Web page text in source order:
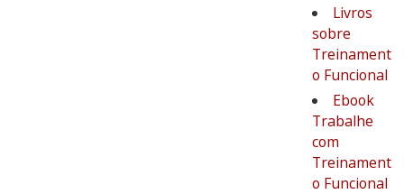
Livros
sobre
Treinament
o Funcional
Ebook
Trabalhe
com
Treinament
o Funcional